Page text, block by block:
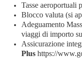
Tasse aeroportuali
Blocco valuta (si
Adeguamento
viaggi di importo
Assicurazione
Plus https://